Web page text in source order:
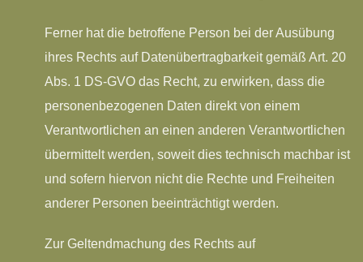
Ferner hat die betroffene Person bei der Ausübung
ihres Rechts auf Datenübertragbarkeit gemäß Art. 20
Abs. 1 DS-GVO das Recht, zu erwirken, dass die
personenbezogenen Daten direkt von einem
Verantwortlichen an einen anderen Verantwortlichen
übermittelt werden, soweit dies technisch machbar ist
und sofern hiervon nicht die Rechte und Freiheiten
anderer Personen beeinträchtigt werden.
Zur Geltendmachung des Rechts auf